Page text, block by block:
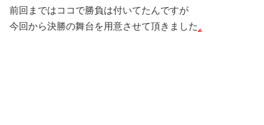
前回まではココで勝負は付いてたんですが
今回から決勝の舞台を用意させて頂きました